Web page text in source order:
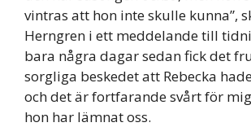
vintras att hon inte skulle kunna”,
Herngren i ett meddelande till
bara några dagar sedan fick det
sorgliga beskedet att Rebecka
och det är fortfarande svårt för
hon har lämnat oss.